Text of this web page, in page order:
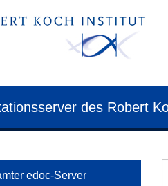
des Robert
edoc-Server